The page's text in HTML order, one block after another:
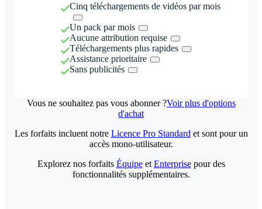
Cinq téléchargements de vidéos par mois
Un pack par mois
Aucune attribution requise
Téléchargements plus rapides
Assistance prioritaire
Sans publicités
Vous ne souhaitez pas vous abonner ?Voir plus d'options
d'achat
Les forfaits incluent notre Licence Pro Standard et sont pour un
accès mono-utilisateur.
Explorez nos forfaits Équipeet Enterprisepour des
fonctionnalités supplémentaires.